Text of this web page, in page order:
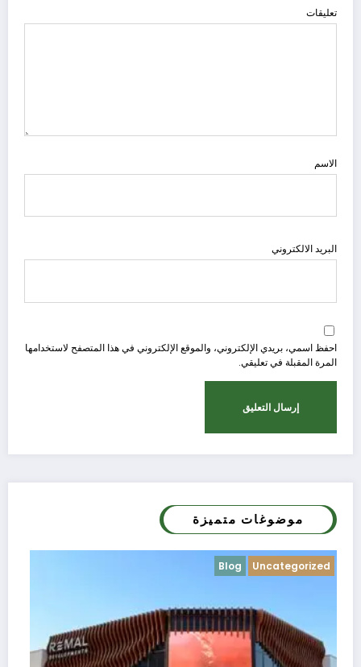
تعليقات
الاسم
البريد الالكتروني
احفظ اسمي، بريدي الإلكتروني، والموقع الإلكتروني في هذا المتصفح لاستخدامها
المرة المقبلة في تعليقي.
موضوغات متميزة
Blog Uncategorized